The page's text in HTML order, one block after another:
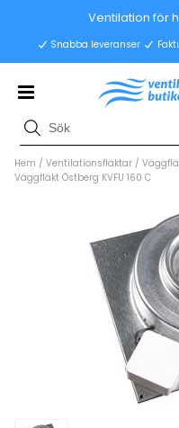
Ventilation för
Snabba leveranser
Hem / Ventilationsfläktar /
Väggfläkt Östberg KVFU 160 C